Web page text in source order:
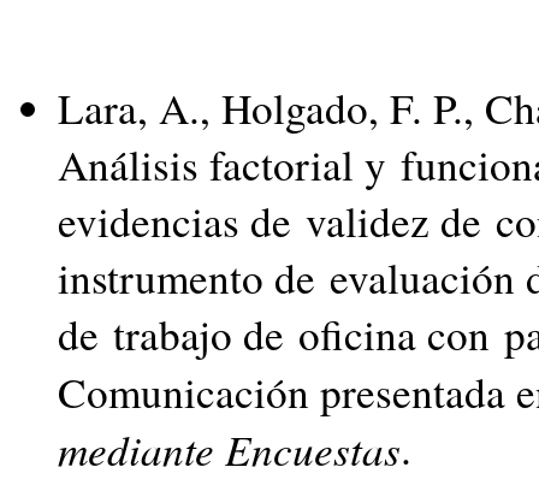
Lara, A., Holgado, F. P.,
Análisis factorial y
evidencias de validez de
instrumento de evaluación
de trabajo de oficina con
Comunicación presentada
mediante Encuestas.